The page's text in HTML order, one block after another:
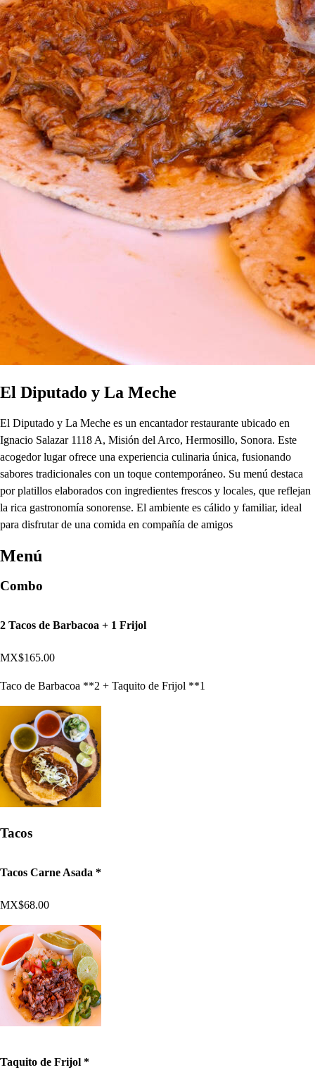
El Diputado y La Meche
El Diputado y La Meche es un encantador restaurante ubicado en
Ignacio Salazar 1118 A, Misión del Arco, Hermosillo, Sonora. Este
acogedor lugar ofrece una experiencia culinaria única, fusionando
sabores tradicionales con un toque contemporáneo. Su menú destaca
por platillos elaborados con ingredientes frescos y locales, que reflejan
la rica gastronomía sonorense. El ambiente es cálido y familiar, ideal
para disfrutar de una comida en compañía de amigos
Menú
Combo
2 Tacos de Barbacoa + 1 Frijol
MX$165.00
Taco de Barbacoa **2 + Taquito de Frijol **1
Tacos
Tacos Carne Asada *
MX$68.00
Taquito de Frijol *